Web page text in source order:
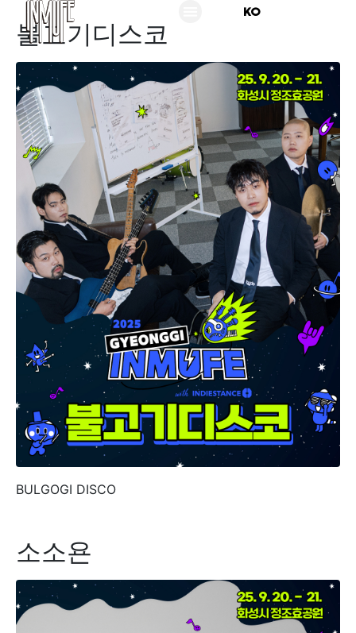
KO
불고기디스코
BULGOGI DISCO
소소욘